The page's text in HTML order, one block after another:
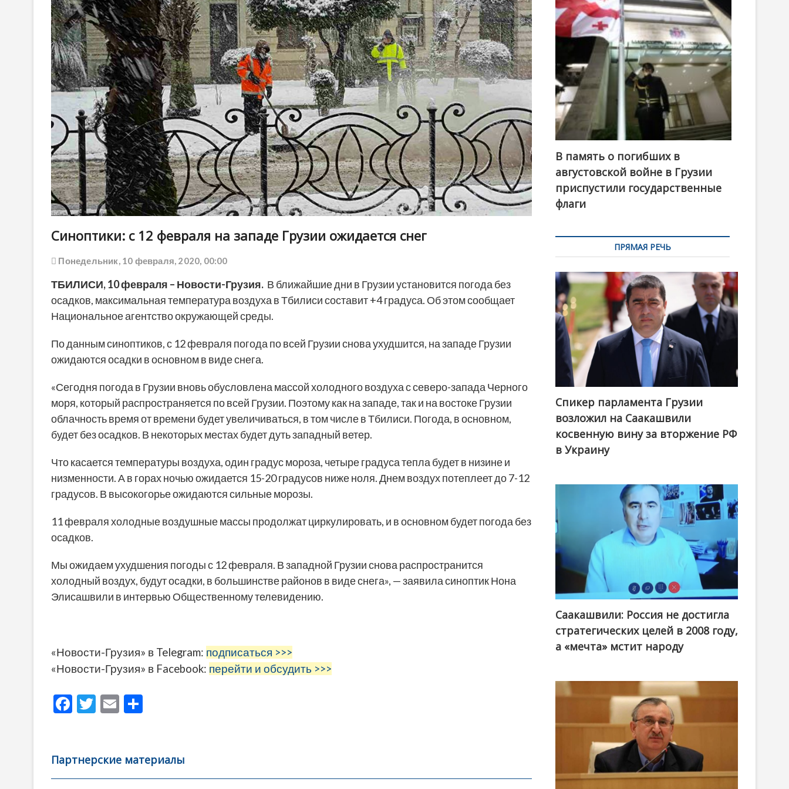
o
n
Синоптики: с 12 февраля на западе Грузии ожидается снег
Понедельник, 10 февраля, 2020, 00:00
ТБИЛИСИ,10 февраля – Новости-Грузия. В ближайшие дни в Грузии установится погода без
осадков, максимальная температура воздуха в Тбилиси составит +4 градуса. Об этом сообщает
Национальное агентство окружающей среды.
По данным синоптиков, с 12 февраля погода по всей Грузии снова ухудшится, на западе Грузии
ожидаются осадки в основном в виде снега.
«Сегодня погода в Грузии вновь обусловлена массой холодного воздуха с северо-запада Черного
моря, который распространяется по всей Грузии. Поэтому как на западе, так и на востоке Грузии
облачность время от времени будет увеличиваться, в том числе в Тбилиси. Погода, в основном,
будет без осадков. В некоторых местах будет дуть западный ветер.
Что касается температуры воздуха, один градус мороза, четыре градуса тепла будет в низине и
низменности. А в горах ночью ожидается 15-20 градусов ниже ноля. Днем воздух потеплеет до 7-12
градусов. В высокогорье ожидаются сильные морозы.
11 февраля холодные воздушные массы продолжат циркулировать, и в основном будет погода без
осадков.
Мы ожидаем ухудшения погоды с 12 февраля. В западной Грузии снова распространится
холодный воздух, будут осадки, в большинстве районов в виде снега», — заявила синоптик Нона
Элисашвили в интервью Общественному телевидению.
«Новости-Грузия» в Telegram: подписаться >>>
«Новости-Грузия» в Facebook: перейти и обсудить >>>
F
b
o
T
er
E
l
а
в
Партнерские материалы
В память о погибших в
августовской войне в Грузии
приспустили государственные
флаги
ПРЯМАЯ РЕЧЬ
Спикер парламента Грузии
возложил на Саакашвили
косвенную вину за вторжение РФ
в Украину
Саакашвили: Россия не достигла
стратегических целей в 2008 году,
а «мечта» мстит народу